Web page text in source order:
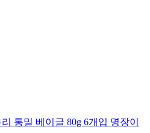
통밀 베이글 80g 6개입 명장이